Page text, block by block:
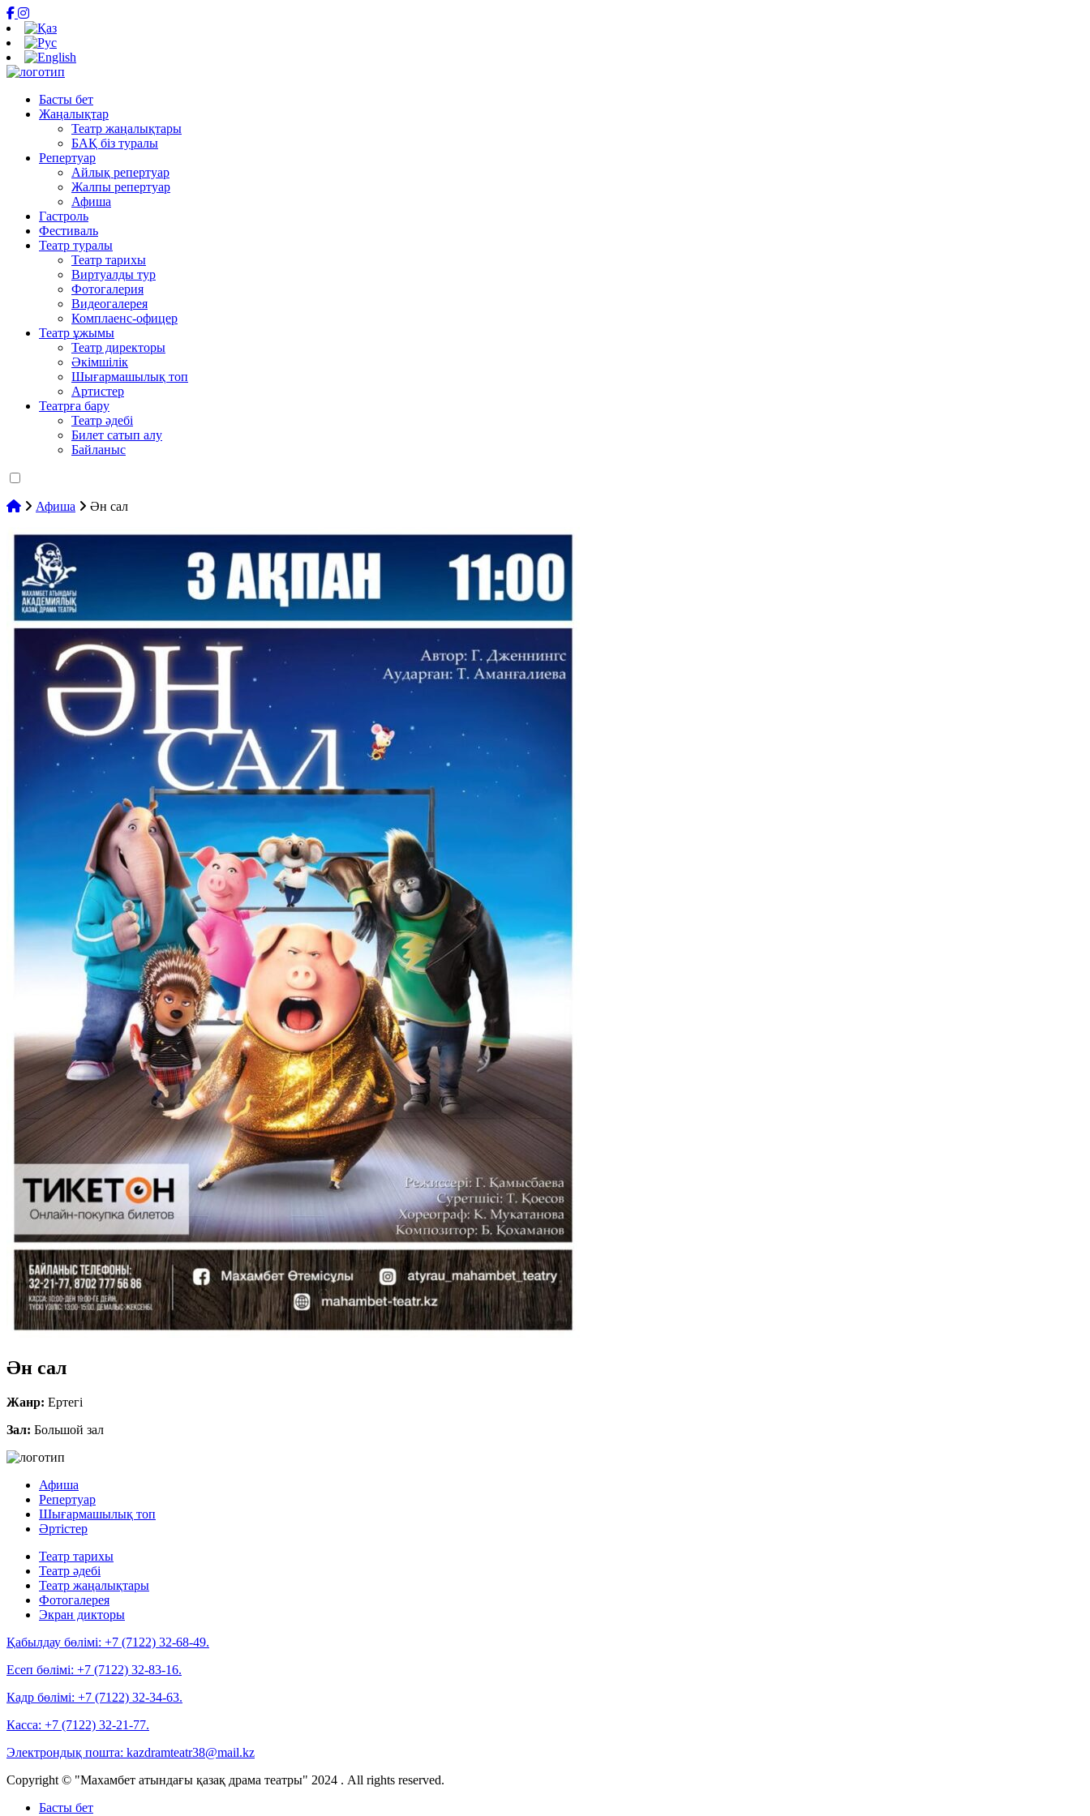
Басты бет
Жаңалықтар
Театр жаңалықтары
БАҚ біз туралы
Репертуар
Айлық репертуар
Жалпы репертуар
Афиша
Гастроль
Фестиваль
Театр туралы
Театр тарихы
Виртуалды тур
Фотогалерия
Видеогалерея
Комплаенс-офицер
Театр ұжымы
Театр директоры
Әкімшілік
Шығармашылық топ
Артистер
Театрға бару
Театр әдебі
Билет сатып алу
Байланыс
Афиша Ән сал
Ән сал
Жанр: Ертегі
Зал: Большой зал
Афиша
Репертуар
Шығармашылық топ
Әртістер
Театр тарихы
Театр әдебі
Театр жаңалықтары
Фотогалерея
Экран дикторы
Қабылдау бөлімі: +7 (7122) 32-68-49.
Есеп бөлімі: +7 (7122) 32-83-16.
Кадр бөлімі: +7 (7122) 32-34-63.
Касса: +7 (7122) 32-21-77.
Электрондық пошта: kazdramteatr38@mail.kz
Copyright © "Махамбет атындағы қазақ драма театры" 2024 . All rights reserved.
Басты бет